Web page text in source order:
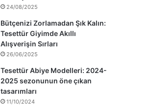
24/08/2025
Bütçenizi Zorlamadan Şık Kalın:
Tesettür Giyimde Akıllı
Alışverişin Sırları
26/06/2025
Tesettür Abiye Modelleri: 2024-
2025 sezonunun öne çıkan
tasarımları
11/10/2024